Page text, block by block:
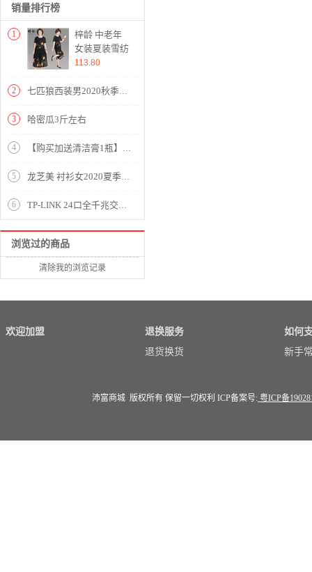
销量排行榜
1
梓龄 中老年
女装夏装雪纺
两件套装女
装洋气T恤中
衫上衣裙裤
应尺码
113.80
2 七匹狼西装男2020秋季新品西服男外套男单西男商务休闲小西装衣服男 （102深蓝色） 175/92A/XL
3 哈密瓜3斤左右
4 【购买加送清洁膏1瓶】康巴赫316不锈钢煎炒两用锅30cm（送不锈钢锅铲）【316不锈钢/图片色】
5 龙芝美 衬衫女2020夏季新款中国风改良汉服不规则复古珠扣苎麻印花立领宽松棉麻衬衣上衣 L1-BH452-8995-上衣图片色 XL
6 TP-LINK 24口全千兆交换机 非网管T系列 企业级交换器 监控网络网线分线器 分流器 TL-SG1024DT
浏览过的商品
清除我的浏览记录
欢迎加盟
退换服务
退货换货
如何
新手
沛富商城 版权所有 保留一切权利 ICP备案号: 粤ICP备